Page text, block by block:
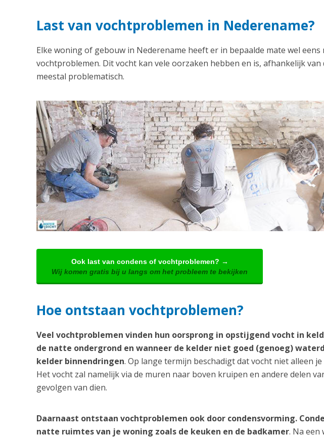
Last van vochtproblemen in Nederename?
Elke woning of gebouw in Nederename heeft er in bepaalde mate wel eens
vochtproblemen. Dit vocht kan vele oorzaken hebben en is, afhankelijk
meestal problematisch.
Ook last van condens of vochtproblemen? →
Wij komen gratis bij u langs om het probleem te bekijken
Hoe ontstaan vochtproblemen?
Veel vochtproblemen vinden hun oorsprong in opstijgend vocht in
de natte ondergrond en wanneer de kelder niet goed (genoeg)
kelder binnendringen. Op lange termijn beschadigt dat vocht niet alleen
Het vocht zal namelijk via de muren naar boven kruipen en andere delen
gevolgen van dien.
Daarnaast ontstaan vochtproblemen ook door condensvorming.
natte ruimtes van je woning zoals de keuken en de badkamer. Na een